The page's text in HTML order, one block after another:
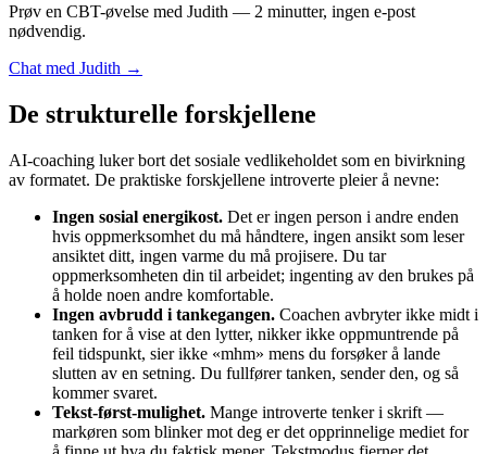
Prøv en CBT-øvelse med Judith — 2 minutter, ingen e-post
nødvendig.
Chat med Judith →
De strukturelle forskjellene
AI-coaching luker bort det sosiale vedlikeholdet som en bivirkning
av formatet. De praktiske forskjellene introverte pleier å nevne:
Ingen sosial energikost. Det er ingen person i andre enden
hvis oppmerksomhet du må håndtere, ingen ansikt som leser
ansiktet ditt, ingen varme du må projisere. Du tar
oppmerksomheten din til arbeidet; ingenting av den brukes på
å holde noen andre komfortable.
Ingen avbrudd i tankegangen. Coachen avbryter ikke midt i
tanken for å vise at den lytter, nikker ikke oppmuntrende på
feil tidspunkt, sier ikke «mhm» mens du forsøker å lande
slutten av en setning. Du fullfører tanken, sender den, og så
kommer svaret.
Tekst-først-mulighet. Mange introverte tenker i skrift —
markøren som blinker mot deg er det opprinnelige mediet for